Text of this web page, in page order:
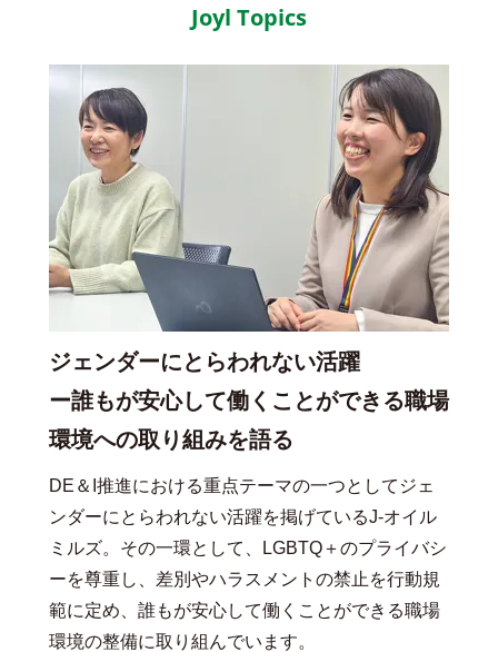
Joyl Topics
ジェンダーにとらわれない活躍
ー誰もが安心して働くことができる職場
環境への取り組みを語る
DE＆I推進における重点テーマの一つとしてジェ
ンダーにとらわれない活躍を掲げているJ-オイル
ミルズ。その一環として、LGBTQ＋のプライバシ
ーを尊重し、差別やハラスメントの禁止を行動規
範に定め、誰もが安心して働くことができる職場
環境の整備に取り組んでいます。